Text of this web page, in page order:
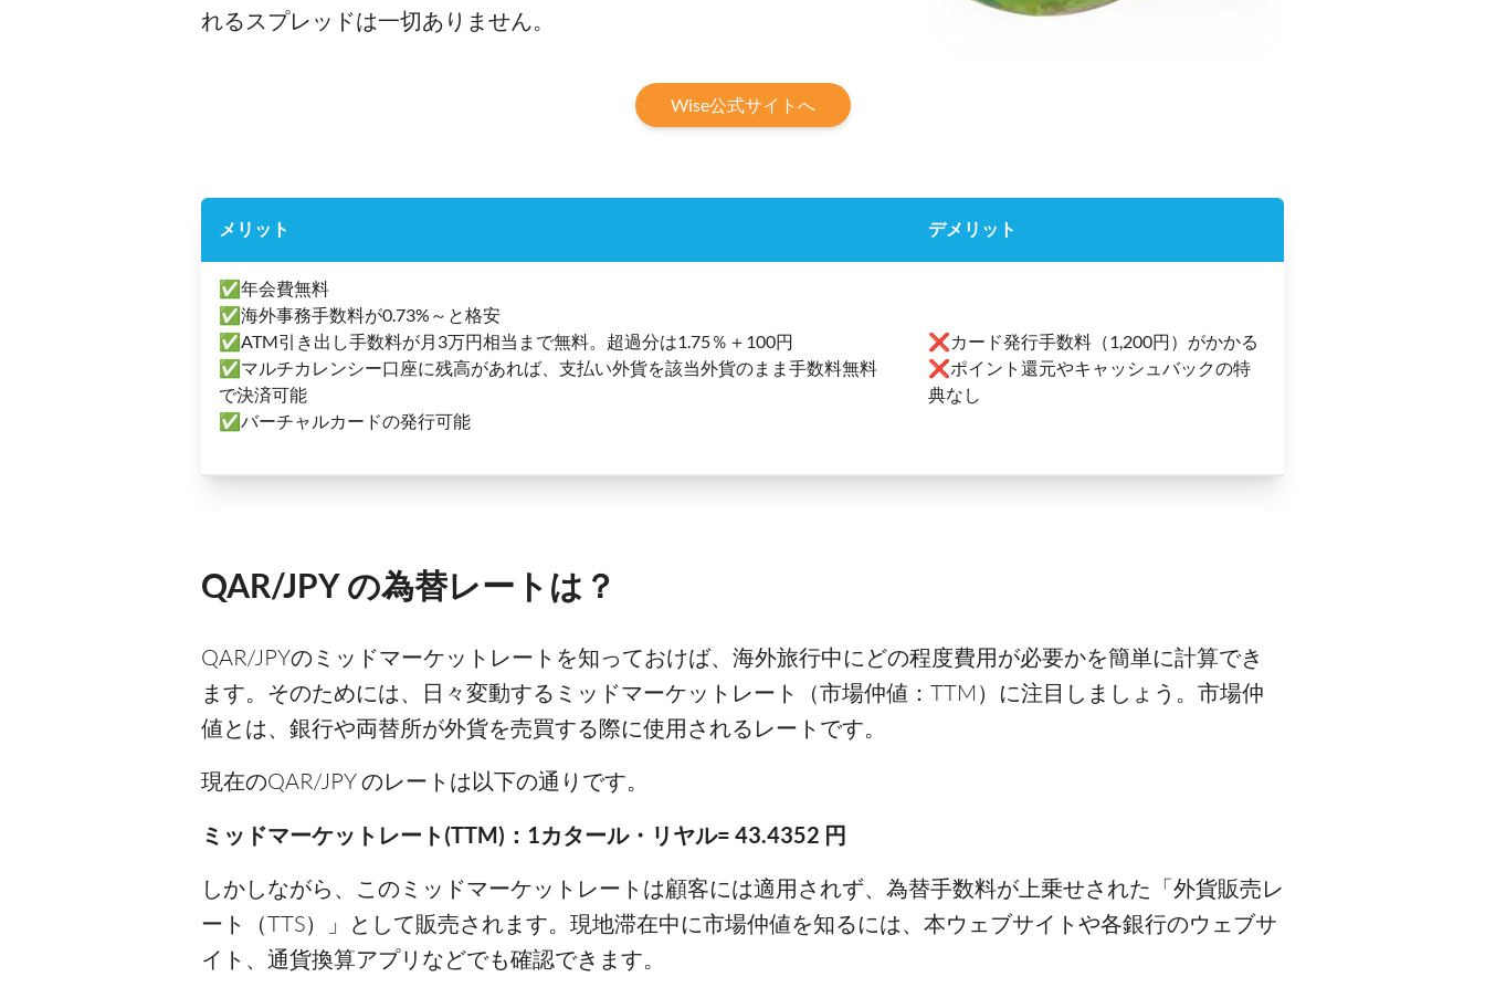
れるスプレッドは一切ありません。
Wise公式サイトへ
メリット デメリット
✅年会費無料
✅海外事務手数料が0.73%～と格安
✅ATM引き出し手数料が月3万円相当まで無料。超過分は1.75％＋100円
✅マルチカレンシー口座に残高があれば、支払い外貨を該当外貨のまま手数料無料
で決済可能
✅バーチャルカードの発行可能
❌カード発行手数料（1,200円）がかかる
❌ポイント還元やキャッシュバックの特
典なし
QAR/JPY の為替レートは？
QAR/JPYのミッドマーケットレートを知っておけば、海外旅行中にどの程度費用が必要かを簡単に計算でき
ます。そのためには、日々変動するミッドマーケットレート（市場仲値：TTM）に注目しましょう。市場仲
値とは、銀行や両替所が外貨を売買する際に使用されるレートです。
現在のQAR/JPY のレートは以下の通りです。
ミッドマーケットレート(TTM)：1カタール・リヤル= 43.4352 円
しかしながら、このミッドマーケットレートは顧客には適用されず、為替手数料が上乗せされた「外貨販売レ
ート（TTS）」として販売されます。現地滞在中に市場仲値を知るには、本ウェブサイトや各銀行のウェブサ
イト、通貨換算アプリなどでも確認できます。